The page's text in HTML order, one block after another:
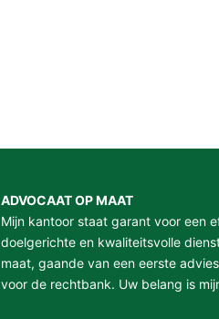
ADVOCAAT OP MAAT
Mijn kantoor staat garant voor een
doelgerichte en kwaliteitsvolle
maat, gaande van een eerste
voor de rechtbank. Uw belang is